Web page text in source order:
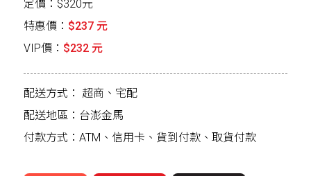
定價：$320元
特惠價： $237 元
VIP價： $232 元
配送方式： 超商、宅配
配送地區：台澎金馬
付款方式：ATM、信用卡、貨到付款、取貨付款